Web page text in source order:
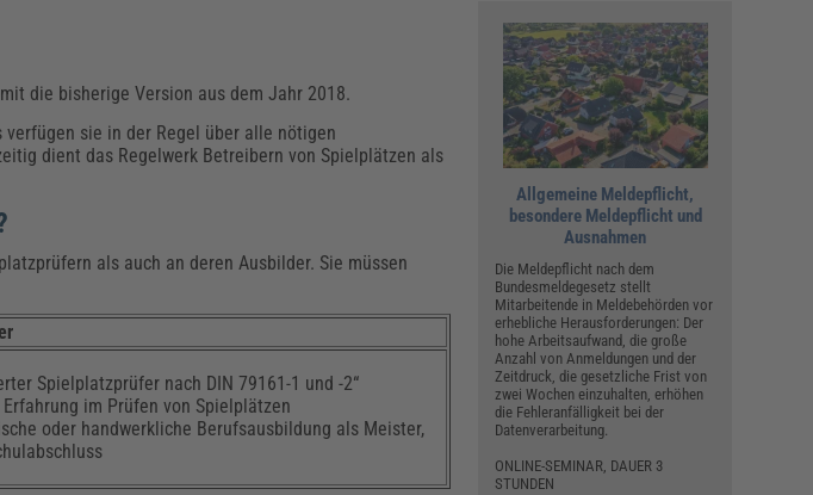
die bisherige Version aus dem Jahr 2018.
sie in der Regel über alle nötigen
dient das Regelwerk Betreibern von Spielplätzen als
als auch an deren Ausbilder. Sie müssen
Spielplatzprüfer nach DIN 79161-1 und -2“
Erfahrung im Prüfen von Spielplätzen
oder handwerkliche Berufsausbildung als Meister,
Allgemeine Meldepflicht,
besondere Meldepflicht und
Ausnahmen
Die Meldepflicht nach dem
Bundesmeldegesetz stellt
Mitarbeitende in Meldebehörden vor
erhebliche Herausforderungen: Der
hohe Arbeitsaufwand, die große
Anzahl von Anmeldungen und der
Zeitdruck, die gesetzliche Frist von
zwei Wochen einzuhalten, erhöhen
die Fehleranfälligkeit bei der
Datenverarbeitung.
ONLINE-SEMINAR, DAUER 3
STUNDEN